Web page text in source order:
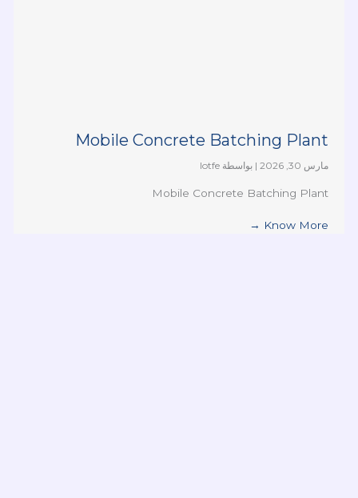
Mobile Concrete Batching Plant
مارس 30, 2026 |بواسطة lotfe
Mobile Concrete Batching Plant
Know More →